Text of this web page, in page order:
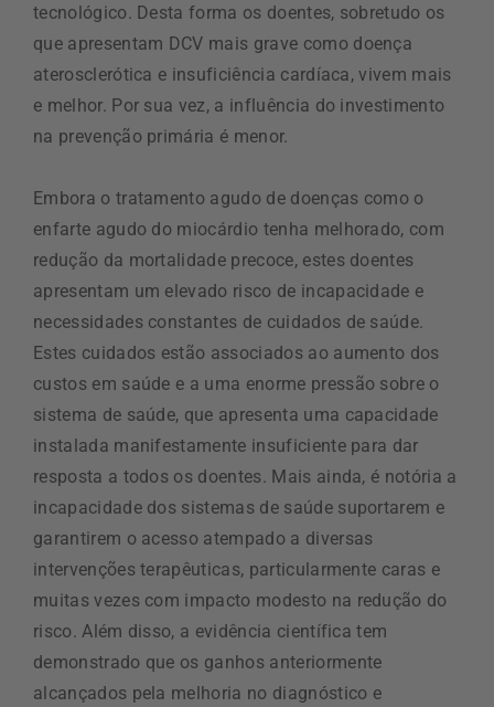
tecnológico. Desta forma os doentes, sobretudo os
que apresentam DCV mais grave como doença
aterosclerótica e insuficiência cardíaca, vivem mais
e melhor. Por sua vez, a influência do investimento
na prevenção primária é menor.
Embora o tratamento agudo de doenças como o
enfarte agudo do miocárdio tenha melhorado, com
redução da mortalidade precoce, estes doentes
apresentam um elevado risco de incapacidade e
necessidades constantes de cuidados de saúde.
Estes cuidados estão associados ao aumento dos
custos em saúde e a uma enorme pressão sobre o
sistema de saúde, que apresenta uma capacidade
instalada manifestamente insuficiente para dar
resposta a todos os doentes. Mais ainda, é notória a
incapacidade dos sistemas de saúde suportarem e
garantirem o acesso atempado a diversas
intervenções terapêuticas, particularmente caras e
muitas vezes com impacto modesto na redução do
risco. Além disso, a evidência científica tem
demonstrado que os ganhos anteriormente
alcançados pela melhoria no diagnóstico e